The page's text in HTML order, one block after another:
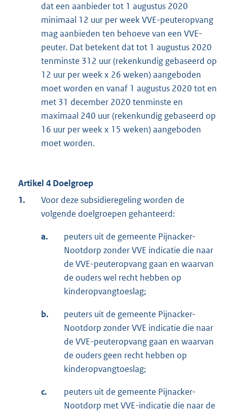
dat een aanbieder tot 1 augustus 2020
minimaal 12 uur per week VVE-peuteropvang
mag aanbieden ten behoeve van een VVE-
peuter. Dat betekent dat tot 1 augustus 2020
tenminste 312 uur (rekenkundig gebaseerd op
12 uur per week x 26 weken) aangeboden
moet worden en vanaf 1 augustus 2020 tot en
met 31 december 2020 tenminste en
maximaal 240 uur (rekenkundig gebaseerd op
16 uur per week x 15 weken) aangeboden
moet worden.
Artikel 4 Doelgroep
1.
Voor deze subsidieregeling worden de
volgende doelgroepen gehanteerd:
a.
peuters uit de gemeente Pijnacker-
Nootdorp zonder VVE indicatie die naar
de VVE-peuteropvang gaan en waarvan
de ouders wel recht hebben op
kinderopvangtoeslag;
b.
peuters uit de gemeente Pijnacker-
Nootdorp zonder VVE indicatie die naar
de VVE-peuteropvang gaan en waarvan
de ouders geen recht hebben op
kinderopvangtoeslag;
c.
peuters uit de gemeente Pijnacker-
Nootdorp met VVE-indicatie die naar de